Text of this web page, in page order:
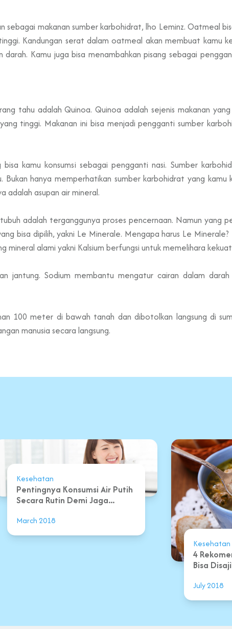
sebagai makanan sumber karbohidrat, lho Leminz. Oatmeal
Kandungan serat dalam oatmeal akan membuat kamu
Kamu juga bisa menambahkan pisang sebagai
tahu adalah Quinoa. Quinoa adalah sejenis makanan
tinggi. Makanan ini bisa menjadi pengganti sumber
kamu konsumsi sebagai pengganti nasi. Sumber
hanya memperhatikan sumber karbohidrat yang kamu
adalah asupan air mineral.
adalah terganggunya proses pencernaan. Namun yang
bisa dipilih, yakni Le Minerale. Mengapa harus Le
mineral alami yakni Kalsium berfungsi untuk memelihara
jantung. Sodium membantu mengatur cairan dalam
100 meter di bawah tanah dan dibotolkan langsung di
manusia secara langsung.
Kesehatan
Pentingnya Konsumsi Air Putih
Secara Rutin Demi Jaga...
March 2018
Kesehatan
4
Bisa
July 2018